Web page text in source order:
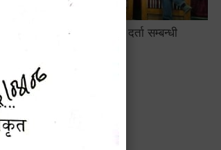
सामाजिक सुरक्षा तथा घटना दर्ता सम्बन्धी